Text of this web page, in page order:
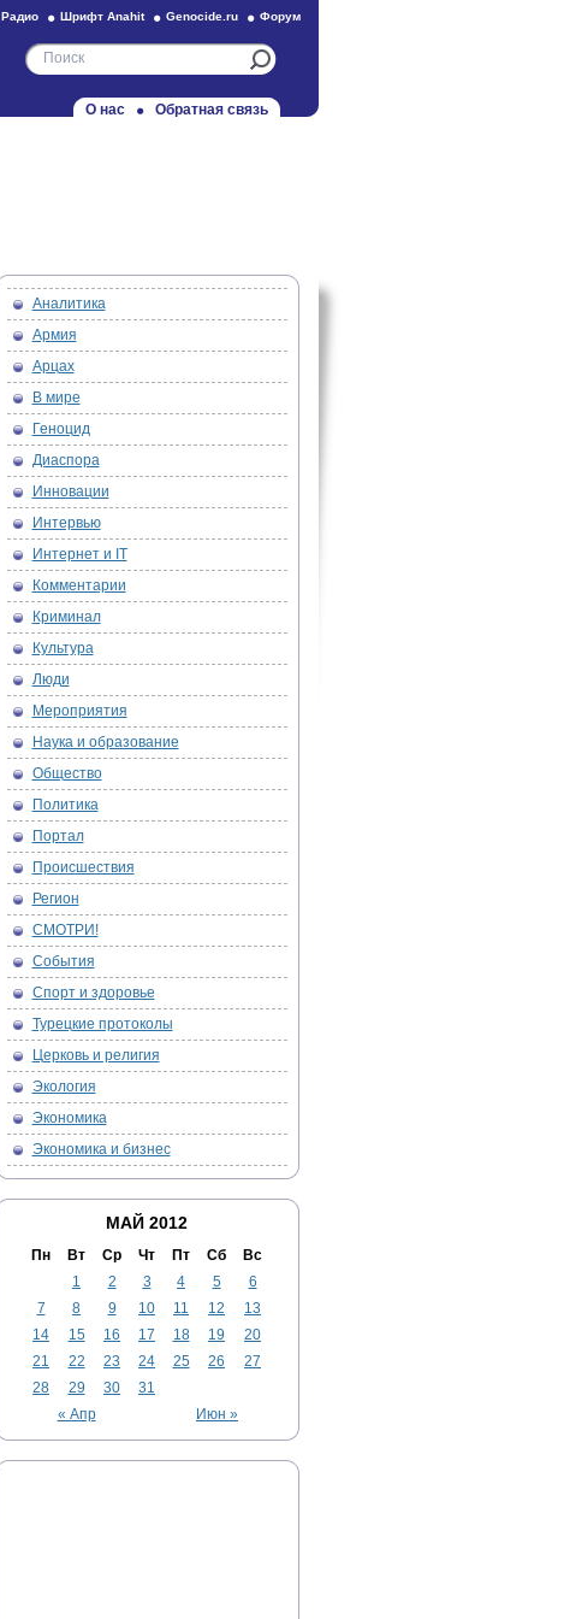
Радио Шрифт Anahit Genocide.ru Форум
О нас Обратная связь
Аналитика
Армия
Арцах
В мире
Геноцид
Диаспора
Инновации
Интервью
Интернет и IT
Комментарии
Криминал
Культура
Люди
Мероприятия
Наука и образование
Общество
Политика
Портал
Происшествия
Регион
СМОТРИ!
События
Спорт и здоровье
Турецкие протоколы
Церковь и религия
Экология
Экономика
Экономика и бизнес
МАЙ 2012
Пн Вт Ср Чт Пт Сб Вс
« Апр Июн »
1 2 3 4 5
6
7
8 9 10 11 12
13
14
15 16 17 18 19
20
21
22 23 24 25 26
27
28
29 30 31